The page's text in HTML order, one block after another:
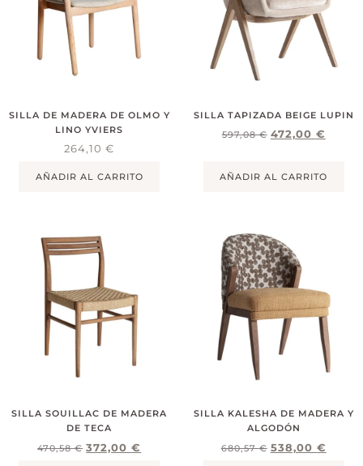
SILLA DE MADERA DE OLMO Y
LINO YVIERS
264,10€
AÑADIR AL CARRITO
SILLA TAPIZADA BEIGE LUPIN
597,08€ 472,00 €
AÑADIR AL CARRITO
SILLA SOUILLAC DE MADERA
DE TECA
470,58€ 372,00€
SILLA KALESHA DE MADERA Y
ALGODÓN
680,57€ 538,00 €